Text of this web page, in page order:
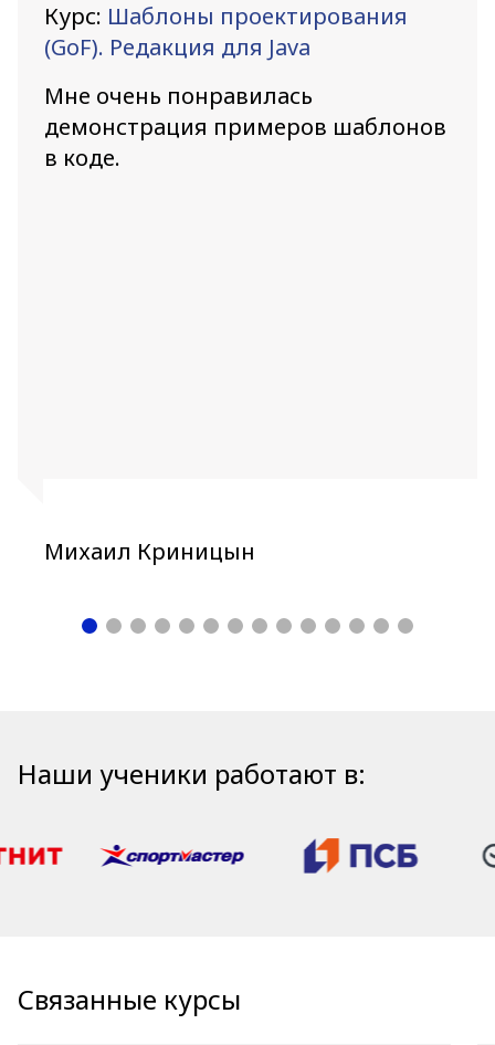
Курс: Шаблоны проектирования
(GoF). Редакция для Java
Мне очень понравилась
демонстрация примеров шаблонов
в коде.
Михаил Криницын
Наши ученики работают в:
Связанные курсы